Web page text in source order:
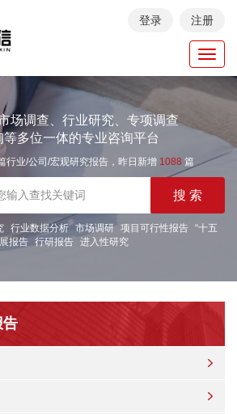
登录 注册
场调查、行业研究、专项调查
等多位一体的专业咨询平台
行业/公司/宏观研究报告，昨日新增 1088 篇
行业数据分析 市场调研 项目可行性报告
“十五
报告 行研报告 进入性研究
告